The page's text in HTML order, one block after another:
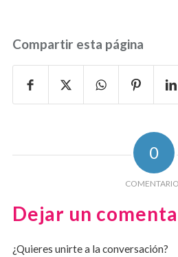
Compartir esta página
0
Dejar un
¿Quieres unirte a la conversación?